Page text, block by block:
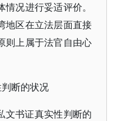
况进行妥适评价。
地区在立法层面直接
则上属于法官自由心
断的状况
文书证真实性判断的